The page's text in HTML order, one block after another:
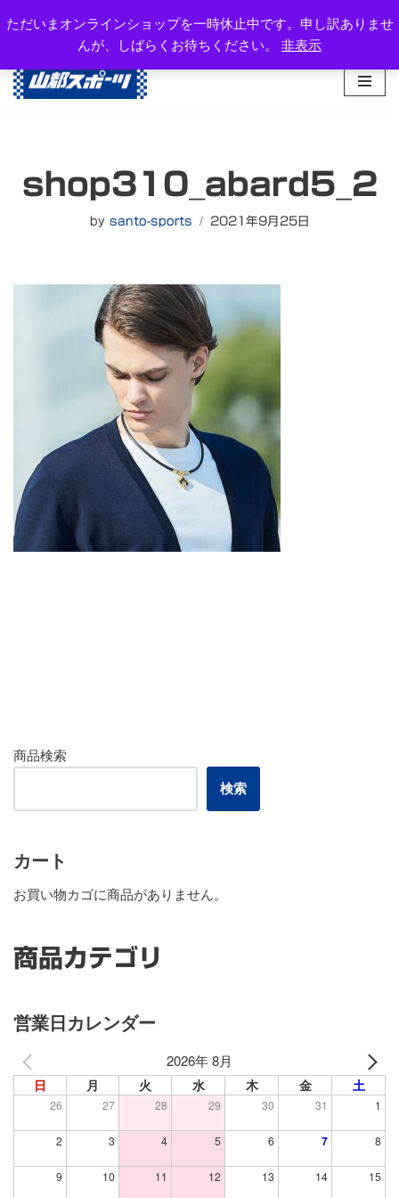
ただいまオンラインショップを一時休止中です。申し訳ありませ
んが、しばらくお待ちください。 非表示
ン
テ
ス
キ
岐阜県高山市西之一色町3-1081-2
TEL：0577-34-3434
shop310_abard5_2
by santo-sports 2021年9月25日
商品検索
検索
カート
お買い物カゴに商品がありません。
商品カテゴリ
営業日カレンダー
2026年 8月
日 月 火 水 木 金 土
26 27 28 29 30 31 1
2 3 4 5 6 7 8
9 10 11 12 13 14 15